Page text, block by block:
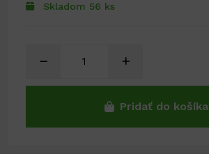
Skladom 56 ks
Pridať do košíka